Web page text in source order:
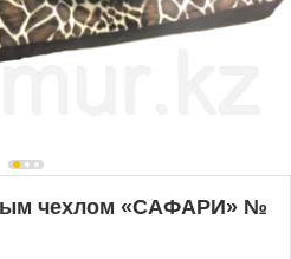
чехлом «САФАРИ» №